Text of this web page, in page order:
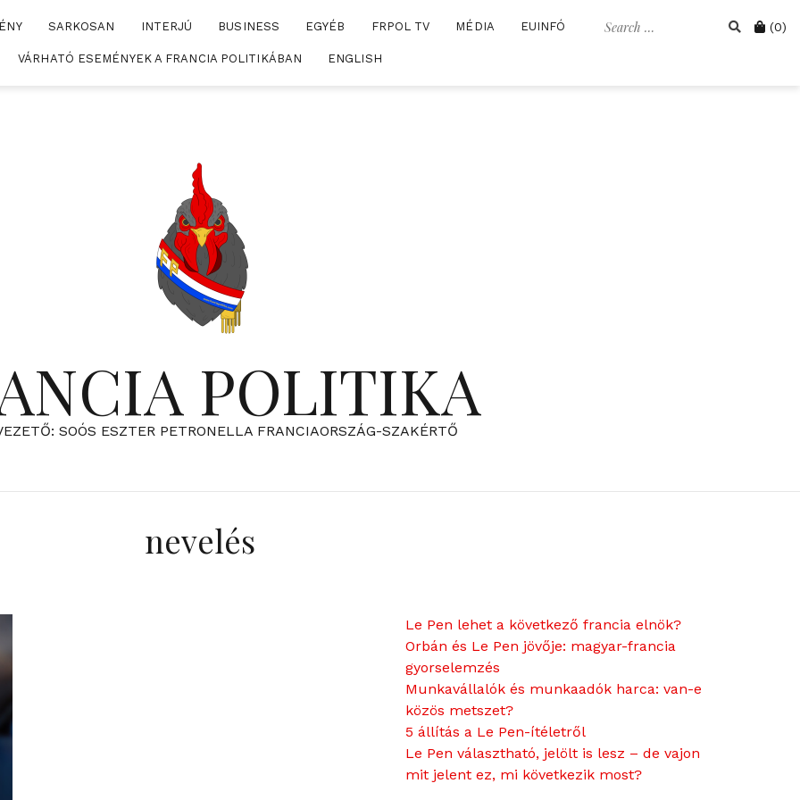
Search Cart
(0)
SARKOSAN INTERJÚ BUSINESS EGYÉB FRPOL TV MÉDIA EUINFÓ
VÁRHATÓ ESEMÉNYEK A FRANCIA POLITIKÁBAN ENGLISH
POLITIKA
SOÓS ESZTER PETRONELLA FRANCIAORSZÁG-SZAKÉRTŐ
nevelés
Le Pen lehet a következő francia elnök?
Orbán és Le Pen jövője: magyar-francia
gyorselemzés
Munkavállalók és munkaadók harca: van-e
közös metszet?
5 állítás a Le Pen-ítéletről
Le Pen választható, jelölt is lesz – de vajon
mit jelent ez, mi következik most?